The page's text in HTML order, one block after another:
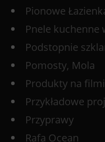
Pionowe
Pnele kuchenne
Podstopnie
Pomosty, Mola
Produkty na
Przykładowe
Przyprawy
Rafa Ocean